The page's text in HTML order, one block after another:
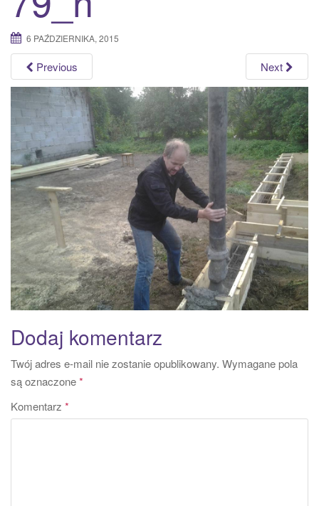
o
n
6 PAŹDZIERNIKA, 2015
Previous Next
Dodaj komentarz
Twój adres e-mail nie zostanie opublikowany. Wymagane pola
są oznaczone*
Komentarz *